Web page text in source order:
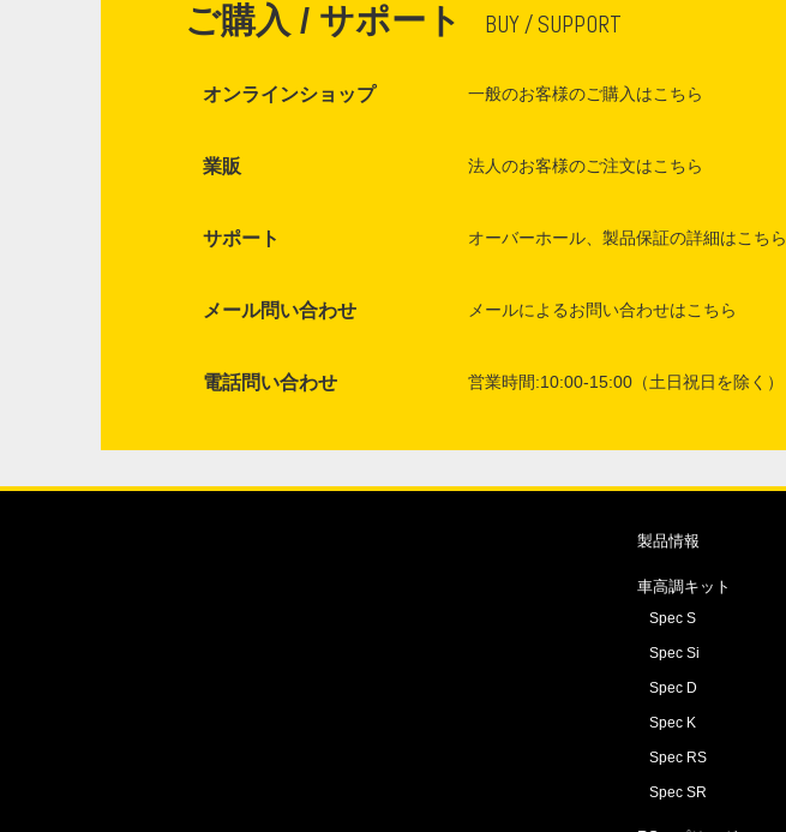
ご購入 / サポート BUY / SUPPORT
オンラインショップ 一般のお客様のご購入はこちら
業販 法人のお客様のご注文はこちら
サポート オーバーホール、製品保証の詳細はこちら
メール問い合わせ メールによるお問い合わせはこちら
電話問い合わせ 営業時間:10:00-15:00（土日祝日を除く）
製品情報
車高調キット
Spec S
Spec Si
Spec D
Spec K
Spec RS
Spec SR